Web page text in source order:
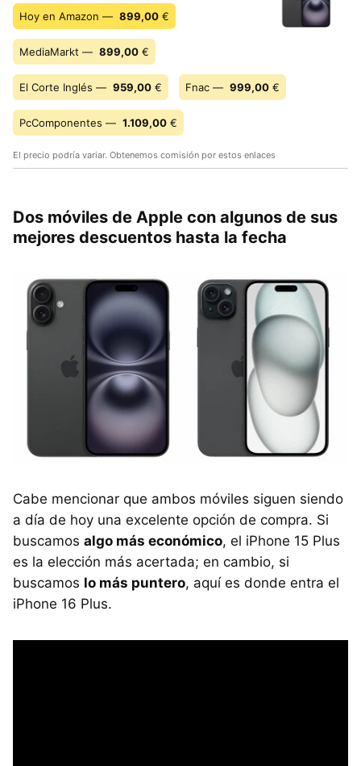
Hoy en Amazon — 899,00 €
MediaMarkt — 899,00 €
El Corte Inglés — 959,00 € Fnac — 999,00 €
PcComponentes — 1.109,00 €
El precio podría variar. Obtenemos comisión por estos enlaces
Dos móviles de Apple con algunos de sus
mejores descuentos hasta la fecha
Cabe mencionar que ambos móviles siguen siendo
a día de hoy una excelente opción de compra. Si
buscamos algo más económico, el iPhone 15 Plus
es la elección más acertada; en cambio, si
buscamos lo más puntero, aquí es donde entra el
iPhone 16 Plus.